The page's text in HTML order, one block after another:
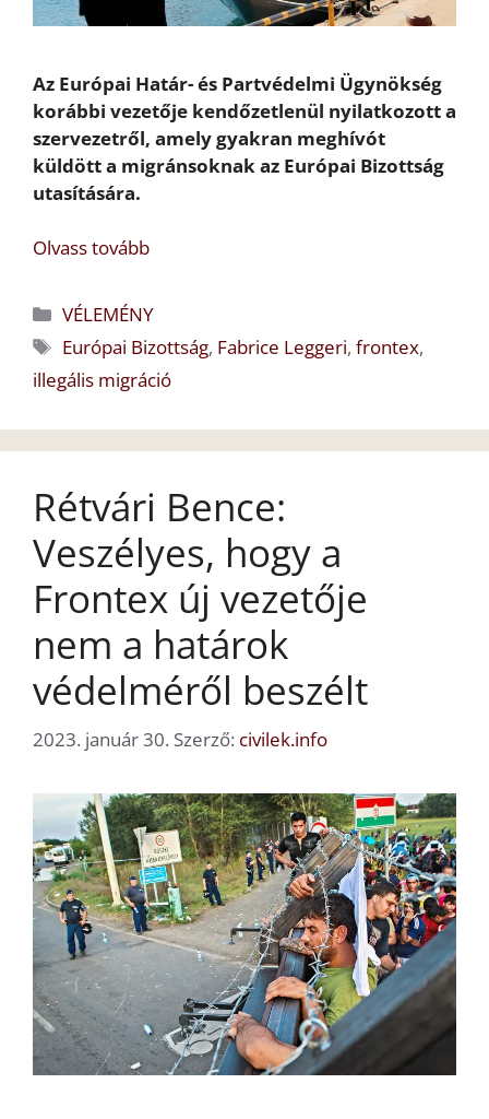
Az Európai Határ- és Partvédelmi Ügynökség
korábbi vezetője kendőzetlenül nyilatkozott a
szervezetről, amely gyakran meghívót
küldött a migránsoknak az Európai Bizottság
utasítására.
Olvass tovább
Kategória
VÉLEMÉNY
Címkék
Európai Bizottság, Fabrice Leggeri,frontex,
illegális migráció
Rétvári Bence:
Veszélyes, hogy a
Frontex új vezetője
nem a határok
védelméről beszélt
2023. január 30. Szerző: civilek.info